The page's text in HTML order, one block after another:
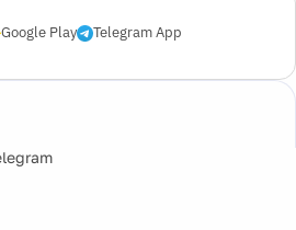
Google Play Telegram App